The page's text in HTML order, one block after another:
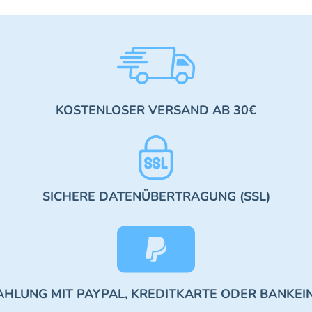
KOSTENLOSER VERSAND AB 30€
SICHERE DATENÜBERTRAGUNG (SSL)
MIT PAYPAL, KREDITKARTE ODER